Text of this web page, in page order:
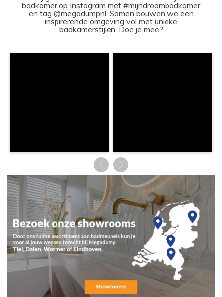
badkamer op Instagram met #mijndroombadkamer
en tag @megadumpnl. Samen bouwen we een
inspirerende omgeving vol met unieke
badkamerstijlen. Doe je mee?